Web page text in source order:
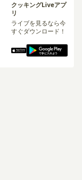
クッキングLiveアプ
リ
ライブを見るなら今
すぐダウンロード！